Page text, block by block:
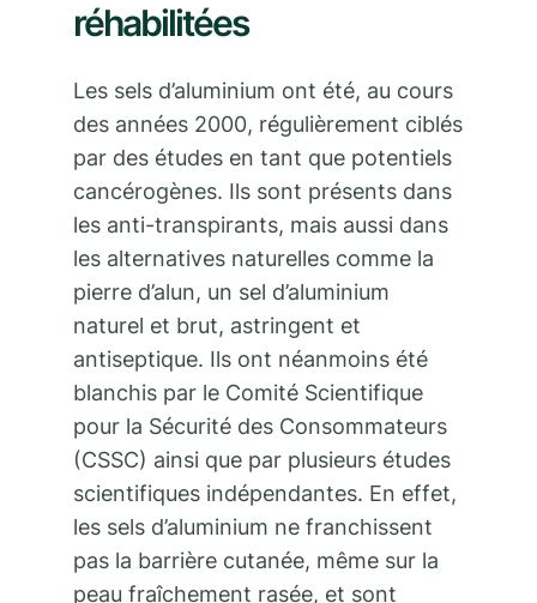
réhabilitées
Les sels d’aluminium ont été, au cours
des années 2000, régulièrement ciblés
par des études en tant que potentiels
cancérogènes. Ils sont présents dans
les anti-transpirants, mais aussi dans
les alternatives naturelles comme la
pierre d’alun, un sel d’aluminium
naturel et brut, astringent et
antiseptique. Ils ont néanmoins été
blanchis par le Comité Scientifique
pour la Sécurité des Consommateurs
(CSSC) ainsi que par plusieurs études
scientifiques indépendantes. En effet,
les sels d’aluminium ne franchissent
pas la barrière cutanée, même sur la
peau fraîchement rasée, et sont